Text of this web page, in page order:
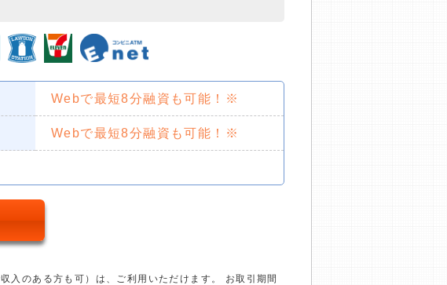
Webで最短8分融資も可能！※
Webで最短8分融資も可能！※
入のある方も可）は、ご利用いただけます。 お取引期間